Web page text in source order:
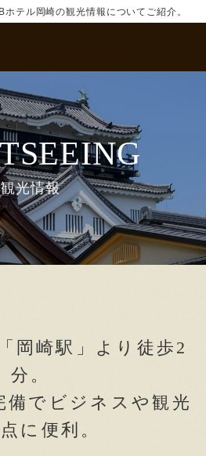
テル岡崎の観光情報についてご紹介。
観光情報
岡崎駅」より徒歩2
分。
備でビジネスや観光
に便利。